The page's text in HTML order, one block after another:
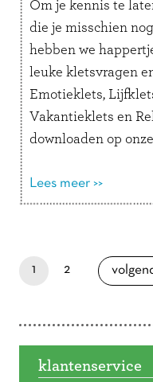
Om je kennis te
die je misschien
hebben we
leuke kletsvragen
Emotieklets,
Vakantieklets en
downloaden op
nog hoe je …
Lees meer >>
paginapage 1 of 2
je bent nu op pagina
1 pagina
2
klantenservice